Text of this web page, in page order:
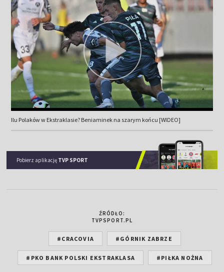
Ilu Polaków w Ekstraklasie? Beniaminek na szarym końcu [WIDEO]
Pobierz aplikację TVP SPORT
ŹRÓDŁO:
TVPSPORT.PL
#CRACOVIA #GÓRNIK ZABRZE
#PKO BANK POLSKI EKSTRAKLASA #PIŁKA NOŻNA